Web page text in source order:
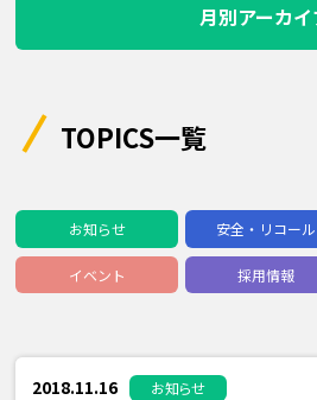
月別アーカ
TOPICS一覧
お知らせ 安全・リコール
イベント 採用情報
2018.11.16 お知らせ